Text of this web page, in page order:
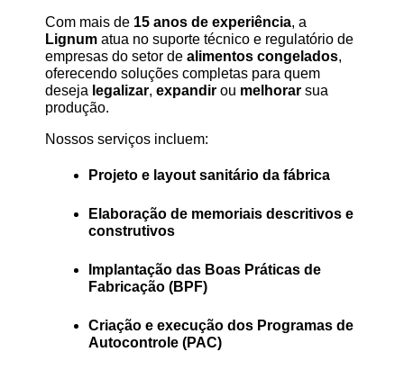
Com mais de 15 anos de experiência
Lignum atua no suporte técnico e regulatório de
empresas do setor de alimentos congelados,
oferecendo soluções completas para quem
deseja legalizar, expandir ou melhorar sua
produção.
Nossos serviços incluem:
Projeto e layout sanitário da fábrica
Elaboração de memoriais descritivos e
construtivos
Implantação das Boas Práticas de
Fabricação (BPF)
Criação e execução dos Programas de
Autocontrole (PAC)